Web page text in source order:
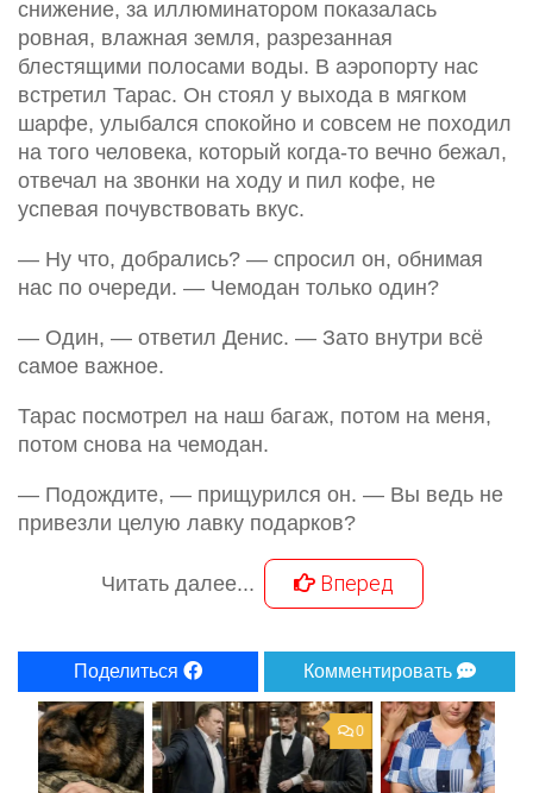
снижение, за иллюминатором показалась
ровная, влажная земля, разрезанная
блестящими полосами воды. В аэропорту нас
встретил Тарас. Он стоял у выхода в мягком
шарфе, улыбался спокойно и совсем не походил
на того человека, который когда-то вечно бежал,
отвечал на звонки на ходу и пил кофе, не
успевая почувствовать вкус.
— Ну что, добрались? — спросил он, обнимая
нас по очереди. — Чемодан только один?
— Один, — ответил Денис. — Зато внутри всё
самое важное.
Тарас посмотрел на наш багаж, потом на меня,
потом снова на чемодан.
— Подождите, — прищурился он. — Вы ведь не
привезли целую лавку подарков?
Читать далее... Вперед
Поделиться Комментировать
0